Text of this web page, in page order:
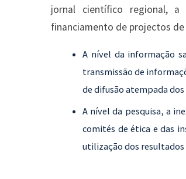
jornal científico regional,
financiamento de projectos
A nível da informação
transmissão de
de difusão atempada
A nível da pesquisa, a
comités de ética e das
utilização dos resultados